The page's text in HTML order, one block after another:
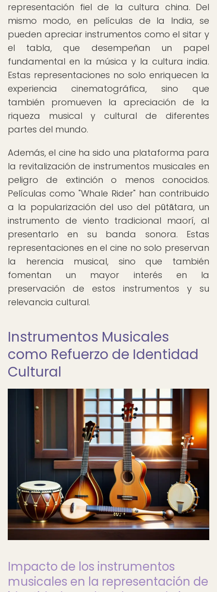
representación fiel de la cultura china. Del
mismo modo, en películas de la India, se
pueden apreciar instrumentos como el sitar y
el tabla, que desempeñan un papel
fundamental en la música y la cultura india.
Estas representaciones no solo enriquecen la
experiencia cinematográfica, sino que
también promueven la apreciación de la
riqueza musical y cultural de diferentes
partes del mundo.
Además, el cine ha sido una plataforma para
la revitalización de instrumentos musicales en
peligro de extinción o menos conocidos.
Películas como "Whale Rider" han contribuido
a la popularización del uso del pūtātara, un
instrumento de viento tradicional maorí, al
presentarlo en su banda sonora. Estas
representaciones en el cine no solo preservan
la herencia musical, sino que también
fomentan un mayor interés en la
preservación de estos instrumentos y su
relevancia cultural.
Instrumentos Musicales
como Refuerzo de Identidad
Cultural
Impacto de los instrumentos
musicales en la representación de